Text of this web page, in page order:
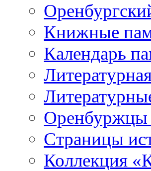
Книжные
Календарь
Оренбуржцы
Страницы
Коллекция